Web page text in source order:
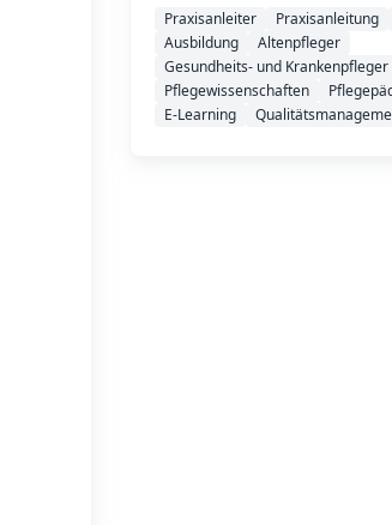
Praxisanleiter Praxisanleitung
Ausbildung
Altenpfleger
Gesundheits- und Krankenpfleger
Pflegewissenschaften
E-Learning